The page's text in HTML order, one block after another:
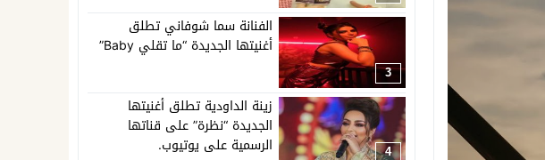
3
الفنانة سما شوفاني تطلق
أغنيتها الجديدة “ما تقلي Baby”
4
زينة الداودية تطلق أغنيتها
الجديدة “نظرة” على قناتها
الرسمية على يوتيوب.